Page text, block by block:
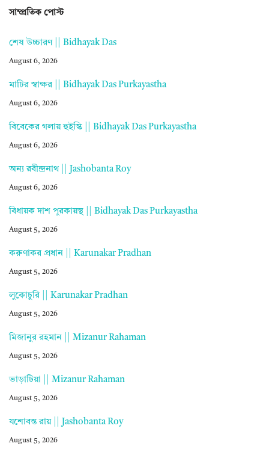
সাম্প্রতিক পোস্ট
শেষ উচ্চারণ || Bidhayak Das
August 6, 2026
মাটির স্বাক্ষর || Bidhayak Das Purkayastha
August 6, 2026
বিবেকের গলায় হুইস্কি || Bidhayak Das Purkayastha
August 6, 2026
অন্য রবীন্দ্রনাথ || Jashobanta Roy
August 6, 2026
বিধায়ক দাশ পুরকায়স্থ || Bidhayak Das Purkayastha
August 5, 2026
করুণাকর প্রধান || Karunakar Pradhan
August 5, 2026
লুকোচুরি || Karunakar Pradhan
August 5, 2026
মিজানুর রহমান || Mizanur Rahaman
August 5, 2026
ভাড়াটিয়া || Mizanur Rahaman
August 5, 2026
যশোবন্ত রায় || Jashobanta Roy
August 5, 2026